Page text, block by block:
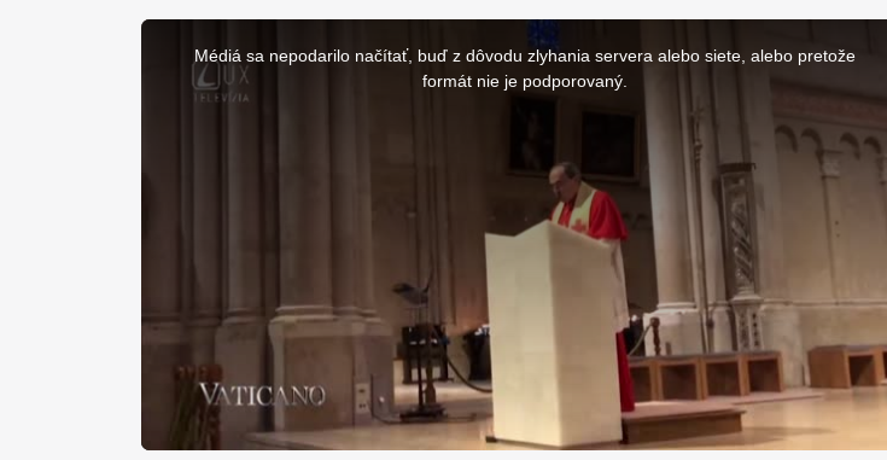
This
Médiá sa nepodarilo načítať, buď z dôvodu zlyhania servera alebo siete, alebo pretože
formát nie je podporovaný.